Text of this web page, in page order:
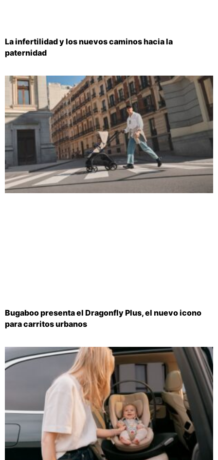
La infertilidad y los nuevos caminos hacia la
paternidad
Bugaboo presenta el Dragonfly Plus, el nuevo icono
para carritos urbanos